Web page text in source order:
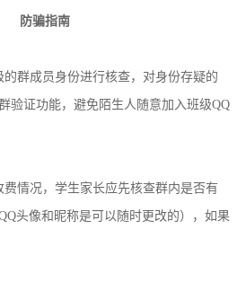
防骗指南
群成员身份进行核查，对身份存疑的
验证功能，避免陌生人随意加入班级QQ
情况，学生家长应先核查群内是否有
头像和昵称是可以随时更改的），如果